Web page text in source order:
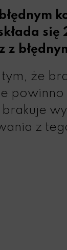
z
że
z